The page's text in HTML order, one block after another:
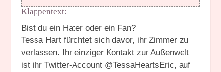
Klappentext:
Bist du ein Hater oder ein Fan?
Tessa Hart fürchtet sich davor, ihr Zimmer zu
verlassen. Ihr einziger Kontakt zur Außenwelt
ist ihr Twitter-Account @TessaHeartsEric, auf